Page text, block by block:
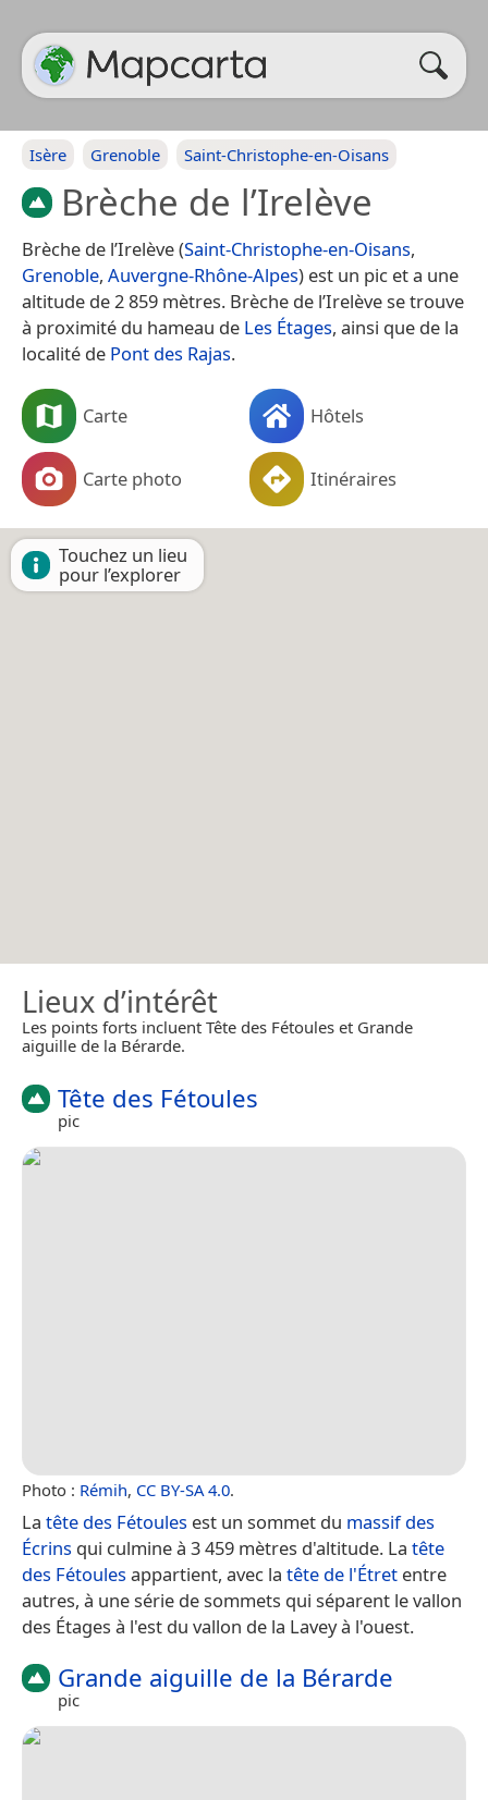
Isère Grenoble Saint-Christophe-en-Oisans
Brèche de l’Irelève
Brèche de l’Irelève (Saint-Christophe-en-Oisans,
Grenoble, Auvergne-Rhône-Alpes) est un pic et a une
altitude de 2 859 mètres. Brèche de l’Irelève se trouve
à proximité du hameau de Les Étages, ainsi que de la
localité de Pont des Rajas.
Carte Hôtels
Carte photo Itinéraires
Touchez un lieu
pour l’explorer
Lieux d’intérêt
Les points forts incluent Tête des Fétoules et Grande
aiguille de la Bérarde.
Tête des Fétoules
pic
Photo : Rémih, CC BY-SA 4.0.
La tête des Fétoules est un sommet du massif des
Écrins qui culmine à 3 459 mètres d'altitude. La tête
des Fétoulesappartient, avec la tête de l'Étret entre
autres, à une série de sommets qui séparent le vallon
des Étages à l'est du vallon de la Lavey à l'ouest.
Grande aiguille de la Bérarde
pic